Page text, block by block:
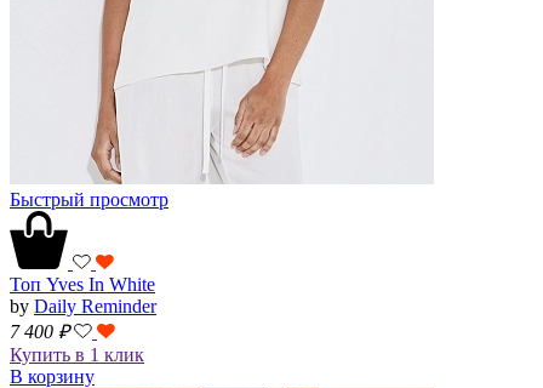
Быстрый просмотр
Топ Yves In White
by Daily Reminder
7 400 ₽
Купить в 1 клик
В корзину